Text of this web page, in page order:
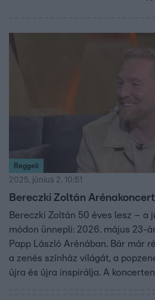
Reggeli
2025. június 2. 10:51
Bereczki Zoltán
Bereczki Zoltán 50 éves lesz – a
módon ünnepli: 2026. május 23-
Papp László Arénában. Bár már
a zenés színház világát, a
újra és újra inspirálja. A